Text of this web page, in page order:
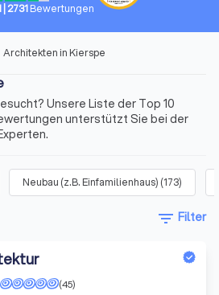
| 2731 Bewertungen
Architekten in Kierspe
Unsere Liste der Top 10
unterstützt Sie bei der
Neubau (z.B. Einfamilienhaus) (173)
filter_list Filter
(45)